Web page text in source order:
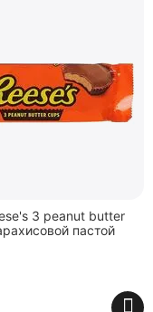
3 peanut butter
пастой